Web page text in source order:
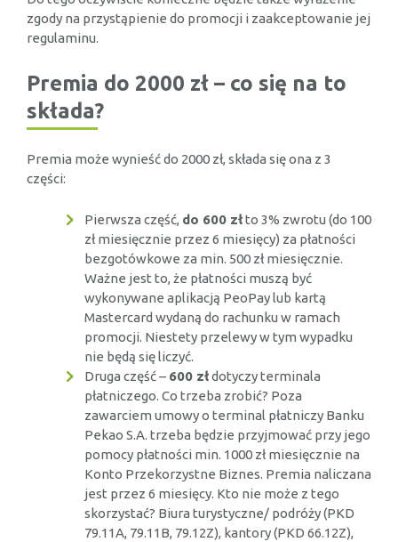
zgody na przystąpienie do promocji i zaakceptowanie jej
regulaminu.
Premia do 2000 zł – co się na to
składa?
Premia może wynieść do 2000 zł, składa się ona z 3
części:
Pierwsza część, do 600 złto 3% zwrotu (do 100
zł miesięcznie przez 6 miesięcy) za płatności
bezgotówkowe za min. 500 zł miesięcznie.
Ważne jest to, że płatności muszą być
wykonywane aplikacją PeoPay lub kartą
Mastercard wydaną do rachunku w ramach
promocji. Niestety przelewy w tym wypadku
nie będą się liczyć.
Druga część – 600 złdotyczy terminala
płatniczego. Co trzeba zrobić? Poza
zawarciem umowy o terminal płatniczy Banku
Pekao S.A. trzeba będzie przyjmować przy jego
pomocy płatności min. 1000 zł miesięcznie na
Konto Przekorzystne Biznes. Premia naliczana
jest przez 6 miesięcy. Kto nie może z tego
skorzystać? Biura turystyczne/ podróży (PKD
79.11A, 79.11B, 79.12Z), kantory (PKD 66.12Z),